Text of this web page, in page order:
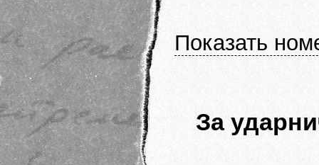
Показать
За